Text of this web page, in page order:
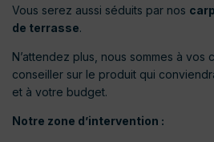
Vous serez aussi séduits par nos
de terrasse.
N’attendez plus, nous sommes à vos
conseiller sur le produit qui
et à votre budget.
Notre zone d’intervention :